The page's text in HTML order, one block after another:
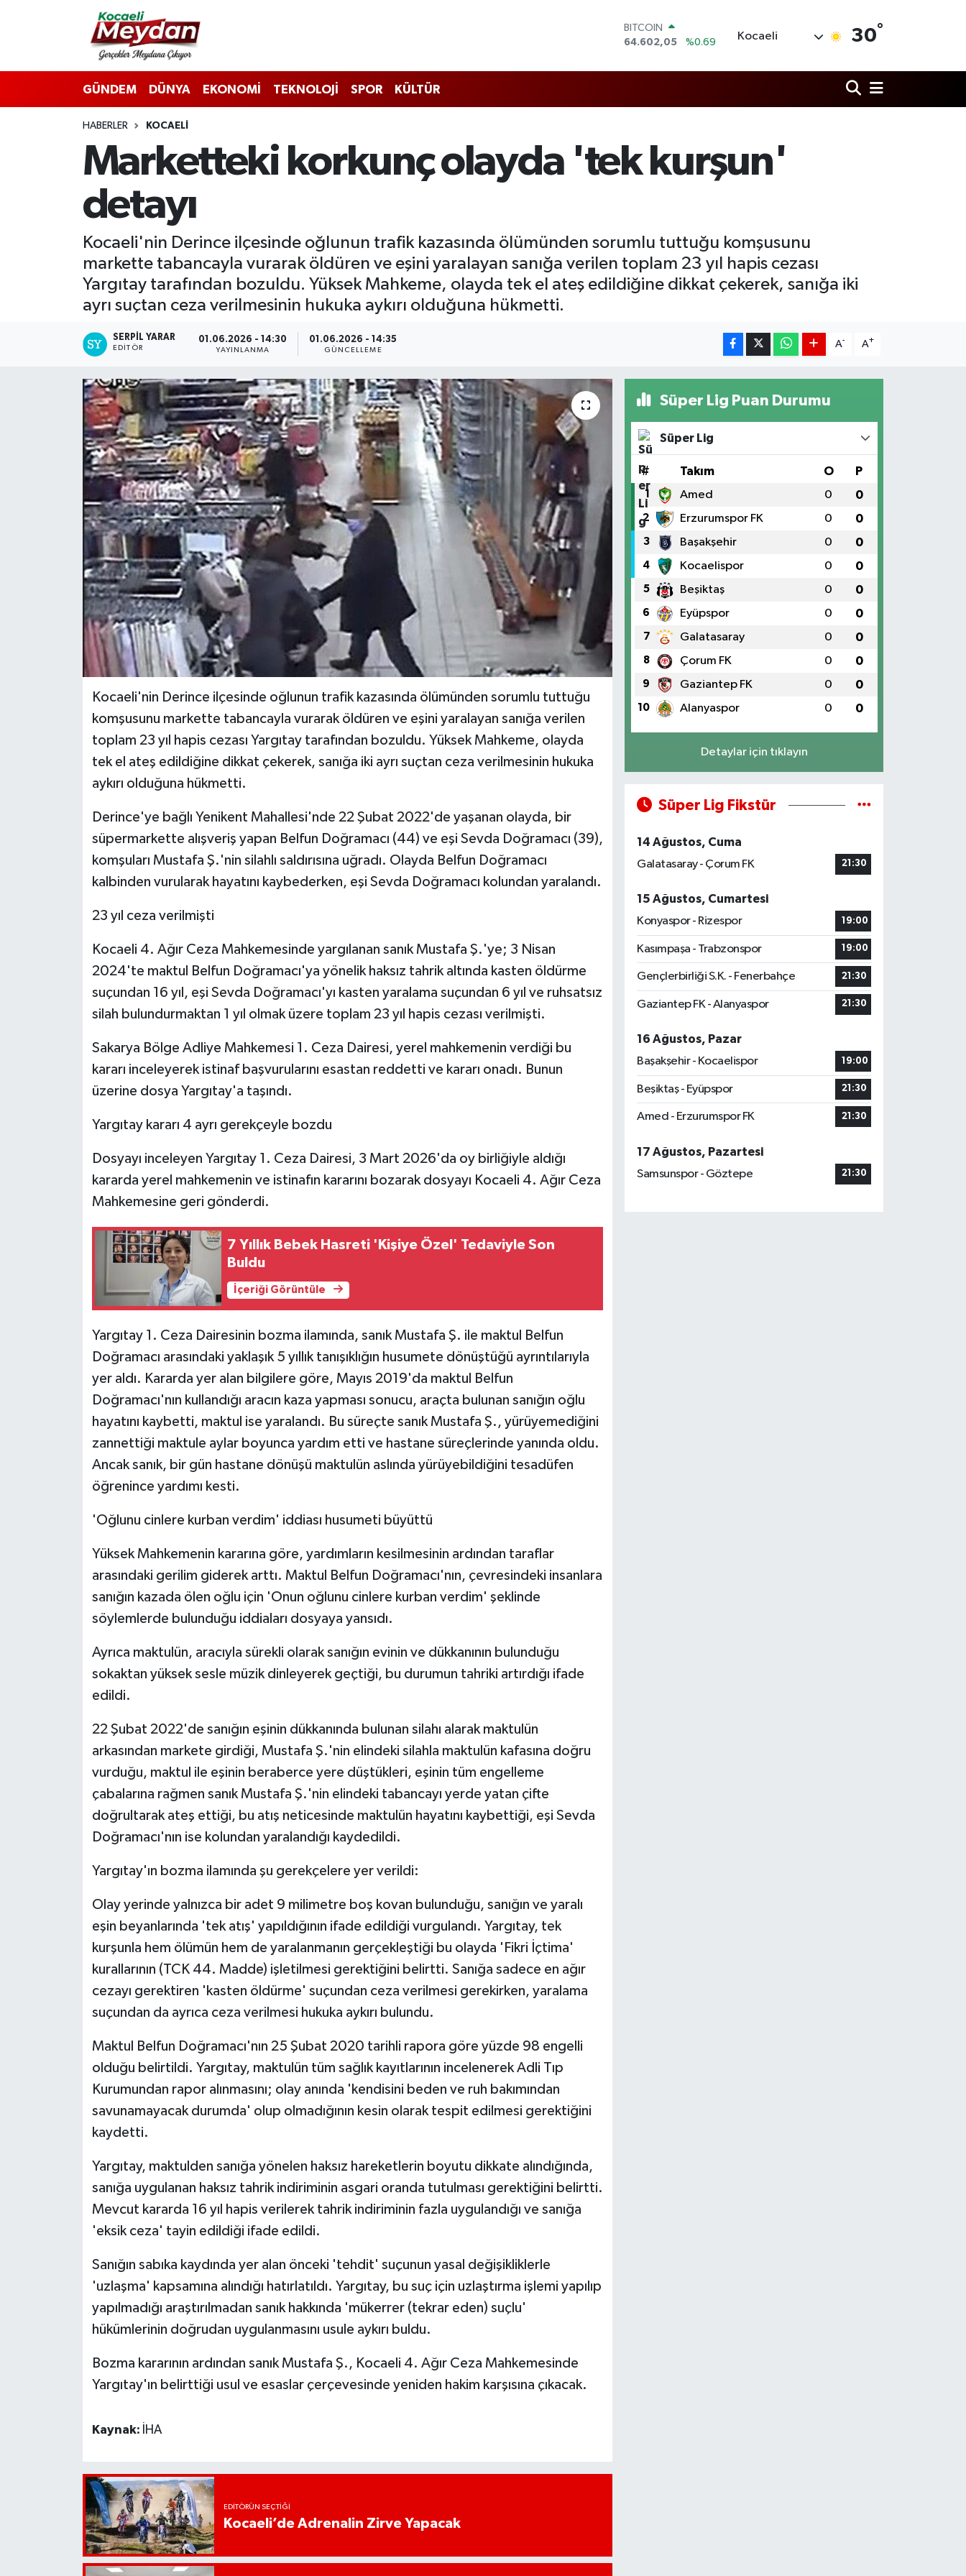
DOLAR
47,5986
%0.06
55,0700
%0.1
BİST100
13.768
%48
BITCOIN
Kocaeli 30°
GÜNDEM DÜNYA EKONOMİ TEKNOLOJİ SPOR KÜLTÜR
HABERLER KOCAELI
Marketteki korkunç olayda 'tek kurşun'
detayı
Kocaeli'nin Derince ilçesinde oğlunun trafik kazasında ölümünden sorumlu tuttuğu komşusunu
markette tabancayla vurarak öldüren ve eşini yaralayan sanığa verilen toplam 23 yıl hapis cezası
Yargıtay tarafından bozuldu. Yüksek Mahkeme, olayda tek el ateş edildiğine dikkat çekerek, sanığa iki
ayrı suçtan ceza verilmesinin hukuka aykırı olduğuna hükmetti.
SERPİL YARAR
EDITÖR
01.06.2026 - 14:30
YAYINLANMA
01.06.2026 - 14:35
GÜNCELLEME
A- A+
Kocaeli'nin Derince ilçesinde oğlunun trafik kazasında ölümünden sorumlu tuttuğu
komşusunu markette tabancayla vurarak öldüren ve eşini yaralayan sanığa verilen
toplam 23 yıl hapis cezası Yargıtay tarafından bozuldu. Yüksek Mahkeme, olayda
tek el ateş edildiğine dikkat çekerek, sanığa iki ayrı suçtan ceza verilmesinin hukuka
aykırı olduğuna hükmetti.
Derince'ye bağlı Yenikent Mahallesi'nde 22 Şubat 2022'de yaşanan olayda, bir
süpermarkette alışveriş yapan Belfun Doğramacı (44) ve eşi Sevda Doğramacı (39),
komşuları Mustafa Ş.'nin silahlı saldırısına uğradı. Olayda Belfun Doğramacı
kalbinden vurularak hayatını kaybederken, eşi Sevda Doğramacı kolundan yaralandı.
23 yıl ceza verilmişti
Kocaeli 4. Ağır Ceza Mahkemesinde yargılanan sanık Mustafa Ş.'ye; 3 Nisan
2024'te maktul Belfun Doğramacı'ya yönelik haksız tahrik altında kasten öldürme
suçundan 16 yıl, eşi Sevda Doğramacı'yı kasten yaralama suçundan 6 yıl ve ruhsatsız
silah bulundurmaktan 1 yıl olmak üzere toplam 23 yıl hapis cezası verilmişti.
Sakarya Bölge Adliye Mahkemesi 1. Ceza Dairesi, yerel mahkemenin verdiği bu
kararı inceleyerek istinaf başvurularını esastan reddetti ve kararı onadı. Bunun
üzerine dosya Yargıtay'a taşındı.
Yargıtay kararı 4 ayrı gerekçeyle bozdu
Dosyayı inceleyen Yargıtay 1. Ceza Dairesi, 3 Mart 2026'da oy birliğiyle aldığı
kararda yerel mahkemenin ve istinafın kararını bozarak dosyayı Kocaeli 4. Ağır Ceza
Mahkemesine geri gönderdi.
7 Yıllık Bebek Hasreti 'Kişiye Özel' Tedaviyle Son
Buldu
İçeriği Görüntüle
Yargıtay 1. Ceza Dairesinin bozma ilamında, sanık Mustafa Ş. ile maktul Belfun
Doğramacı arasındaki yaklaşık 5 yıllık tanışıklığın husumete dönüştüğü ayrıntılarıyla
yer aldı. Kararda yer alan bilgilere göre, Mayıs 2019'da maktul Belfun
Doğramacı'nın kullandığı aracın kaza yapması sonucu, araçta bulunan sanığın oğlu
hayatını kaybetti, maktul ise yaralandı. Bu süreçte sanık Mustafa Ş., yürüyemediğini
zannettiği maktule aylar boyunca yardım etti ve hastane süreçlerinde yanında oldu.
Ancak sanık, bir gün hastane dönüşü maktulün aslında yürüyebildiğini tesadüfen
öğrenince yardımı kesti.
'Oğlunu cinlere kurban verdim' iddiası husumeti büyüttü
Yüksek Mahkemenin kararına göre, yardımların kesilmesinin ardından taraflar
arasındaki gerilim giderek arttı. Maktul Belfun Doğramacı'nın, çevresindeki insanlara
sanığın kazada ölen oğlu için 'Onun oğlunu cinlere kurban verdim' şeklinde
söylemlerde bulunduğu iddiaları dosyaya yansıdı.
Ayrıca maktulün, aracıyla sürekli olarak sanığın evinin ve dükkanının bulunduğu
sokaktan yüksek sesle müzik dinleyerek geçtiği, bu durumun tahriki artırdığı ifade
edildi.
22 Şubat 2022'de sanığın eşinin dükkanında bulunan silahı alarak maktulün
arkasından markete girdiği, Mustafa Ş.'nin elindeki silahla maktulün kafasına doğru
vurduğu, maktul ile eşinin beraberce yere düştükleri, eşinin tüm engelleme
çabalarına rağmen sanık Mustafa Ş.'nin elindeki tabancayı yerde yatan çifte
doğrultarak ateş ettiği, bu atış neticesinde maktulün hayatını kaybettiği, eşi Sevda
Doğramacı'nın ise kolundan yaralandığı kaydedildi.
Yargıtay'ın bozma ilamında şu gerekçelere yer verildi:
Olay yerinde yalnızca bir adet 9 milimetre boş kovan bulunduğu, sanığın ve yaralı
eşin beyanlarında 'tek atış' yapıldığının ifade edildiği vurgulandı. Yargıtay, tek
kurşunla hem ölümün hem de yaralanmanın gerçekleştiği bu olayda 'Fikri İçtima'
kurallarının (TCK 44. Madde) işletilmesi gerektiğini belirtti. Sanığa sadece en ağır
cezayı gerektiren 'kasten öldürme' suçundan ceza verilmesi gerekirken, yaralama
suçundan da ayrıca ceza verilmesi hukuka aykırı bulundu.
Maktul Belfun Doğramacı'nın 25 Şubat 2020 tarihli rapora göre yüzde 98 engelli
olduğu belirtildi. Yargıtay, maktulün tüm sağlık kayıtlarının incelenerek Adli Tıp
Kurumundan rapor alınmasını; olay anında 'kendisini beden ve ruh bakımından
savunamayacak durumda' olup olmadığının kesin olarak tespit edilmesi gerektiğini
kaydetti.
Yargıtay, maktulden sanığa yönelen haksız hareketlerin boyutu dikkate alındığında,
sanığa uygulanan haksız tahrik indiriminin asgari oranda tutulması gerektiğini belirtti.
Mevcut kararda 16 yıl hapis verilerek tahrik indiriminin fazla uygulandığı ve sanığa
'eksik ceza' tayin edildiği ifade edildi.
Sanığın sabıka kaydında yer alan önceki 'tehdit' suçunun yasal değişikliklerle
'uzlaşma' kapsamına alındığı hatırlatıldı. Yargıtay, bu suç için uzlaştırma işlemi yapılıp
yapılmadığı araştırılmadan sanık hakkında 'mükerrer (tekrar eden) suçlu'
hükümlerinin doğrudan uygulanmasını usule aykırı buldu.
Bozma kararının ardından sanık Mustafa Ş., Kocaeli 4. Ağır Ceza Mahkemesinde
Yargıtay'ın belirttiği usul ve esaslar çerçevesinde yeniden hakim karşısına çıkacak.
Kaynak: İHA
EDITÖRÜN SEÇTIĞI
Kocaeli’de Adrenalin Zirve Yapacak
Süper Lig Puan Durumu
Süper Lig
# Takım O P
1 Amed 0 0
2 Erzurumspor FK 0 0
3 Başakşehir 0 0
4 Kocaelispor 0 0
5 Beşiktaş 0 0
6 Eyüpspor 0 0
7 Galatasaray 0 0
8 Çorum FK 0 0
9 Gaziantep FK 0 0
10 Alanyaspor 0 0
Detaylar için tıklayın
Süper Lig Fikstür
14 Ağustos, Cuma
Galatasaray - Çorum FK
21:30
15 Ağustos, Cumartesi
Konyaspor - Rizespor
19:00
Kasımpaşa - Trabzonspor 19:00
Gençlerbirliği S.K. - Fenerbahçe 21:30
Gaziantep FK - Alanyaspor 21:30
16 Ağustos, Pazar
Başakşehir - Kocaelispor
19:00
Beşiktaş - Eyüpspor 21:30
Amed - Erzurumspor FK 21:30
17 Ağustos, Pazartesi
Samsunspor - Göztepe
21:30
Nöbetçi Eczaneler
Hava Durumu
Trafik Durumu
Süper Lig Puan Durumu ve Fikstür
Tüm Manşetler
Son Dakika Haberleri